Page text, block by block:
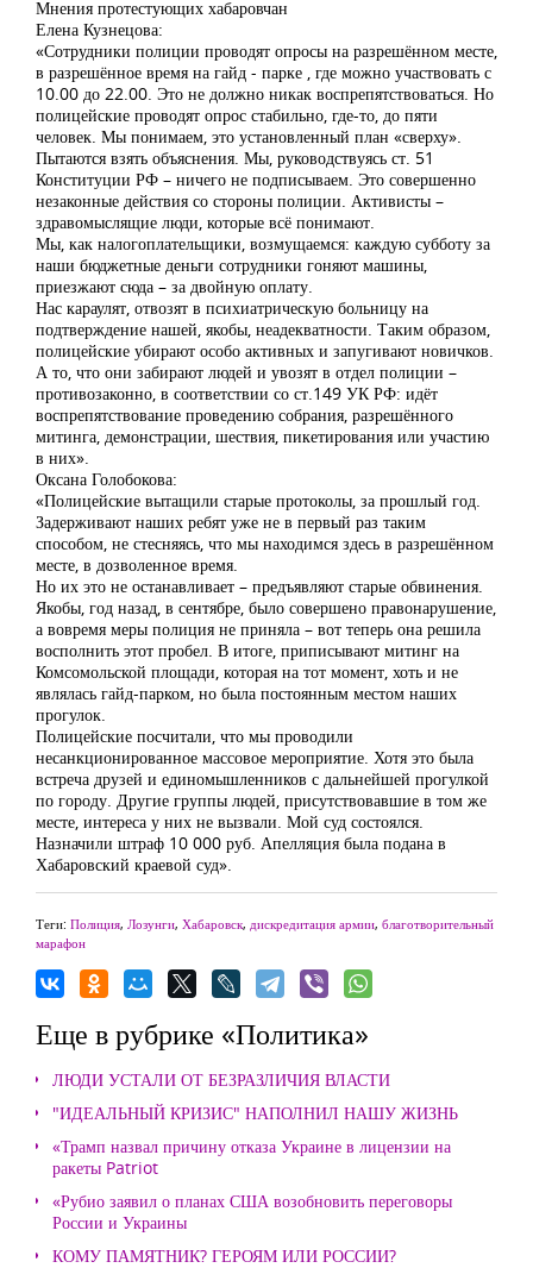
Мнения протестующих хабаровчан
Елена Кузнецова:
«Сотрудники полиции проводят опросы на разрешённом месте,
в разрешённое время на гайд - парке , где можно участвовать с
10.00 до 22.00. Это не должно никак воспрепятствоваться. Но
полицейские проводят опрос стабильно, где-то, до пяти
человек. Мы понимаем, это установленный план «сверху».
Пытаются взять объяснения. Мы, руководствуясь ст. 51
Конституции РФ – ничего не подписываем. Это совершенно
незаконные действия со стороны полиции. Активисты –
здравомыслящие люди, которые всё понимают.
Мы, как налогоплательщики, возмущаемся: каждую субботу за
наши бюджетные деньги сотрудники гоняют машины,
приезжают сюда – за двойную оплату.
Нас караулят, отвозят в психиатрическую больницу на
подтверждение нашей, якобы, неадекватности. Таким образом,
полицейские убирают особо активных и запугивают новичков.
А то, что они забирают людей и увозят в отдел полиции –
противозаконно, в соответствии со ст.149 УК РФ: идёт
воспрепятствование проведению собрания, разрешённого
митинга, демонстрации, шествия, пикетирования или участию
в них».
Оксана Голобокова:
«Полицейские вытащили старые протоколы, за прошлый год.
Задерживают наших ребят уже не в первый раз таким
способом, не стесняясь, что мы находимся здесь в разрешённом
месте, в дозволенное время.
Но их это не останавливает – предъявляют старые обвинения.
Якобы, год назад, в сентябре, было совершено правонарушение,
а вовремя меры полиция не приняла – вот теперь она решила
восполнить этот пробел. В итоге, приписывают митинг на
Комсомольской площади, которая на тот момент, хоть и не
являлась гайд-парком, но была постоянным местом наших
прогулок.
Полицейские посчитали, что мы проводили
несанкционированное массовое мероприятие. Хотя это была
встреча друзей и единомышленников с дальнейшей прогулкой
по городу. Другие группы людей, присутствовавшие в том же
месте, интереса у них не вызвали. Мой суд состоялся.
Назначили штраф 10 000 руб. Апелляция была подана в
Хабаровский краевой суд».
Теги: Полиция, Лозунги, Хабаровск, дискредитация армии, благотворительный
марафон
Еще в рубрике «Политика»
ЛЮДИ УСТАЛИ ОТ БЕЗРАЗЛИЧИЯ ВЛАСТИ
"ИДЕАЛЬНЫЙ КРИЗИС" НАПОЛНИЛ НАШУ ЖИЗНЬ
«Трамп назвал причину отказа Украине в лицензии на
ракеты Patriot
«Рубио заявил о планах США возобновить переговоры
России и Украины
КОМУ ПАМЯТНИК? ГЕРОЯМ ИЛИ РОССИИ?